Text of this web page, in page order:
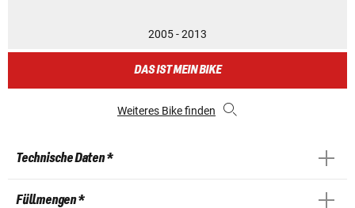
2005 - 2013
DAS IST MEIN BIKE
Weiteres Bike finden
Technische Daten *
Füllmengen *